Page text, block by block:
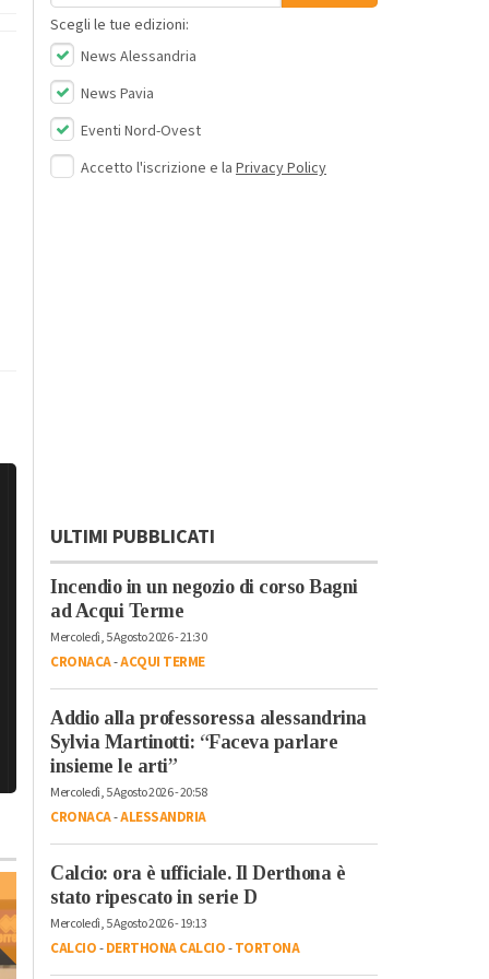
Scegli le tue edizioni:
News Alessandria
News Pavia
Eventi Nord-Ovest
Accetto l'iscrizione e la Privacy Policy
ULTIMI PUBBLICATI
Incendio in un negozio di corso Bagni
ad Acqui Terme
Mercoledì, 5 Agosto 2026 - 21:30
CRONACA-ACQUI TERME
Addio alla professoressa alessandrina
Sylvia Martinotti: “Faceva parlare
insieme le arti”
Mercoledì, 5 Agosto 2026 - 20:58
CRONACA-ALESSANDRIA
Calcio: ora è ufficiale. Il Derthona è
stato ripescato in serie D
Mercoledì, 5 Agosto 2026 - 19:13
CALCIO-DERTHONA CALCIO-TORTONA